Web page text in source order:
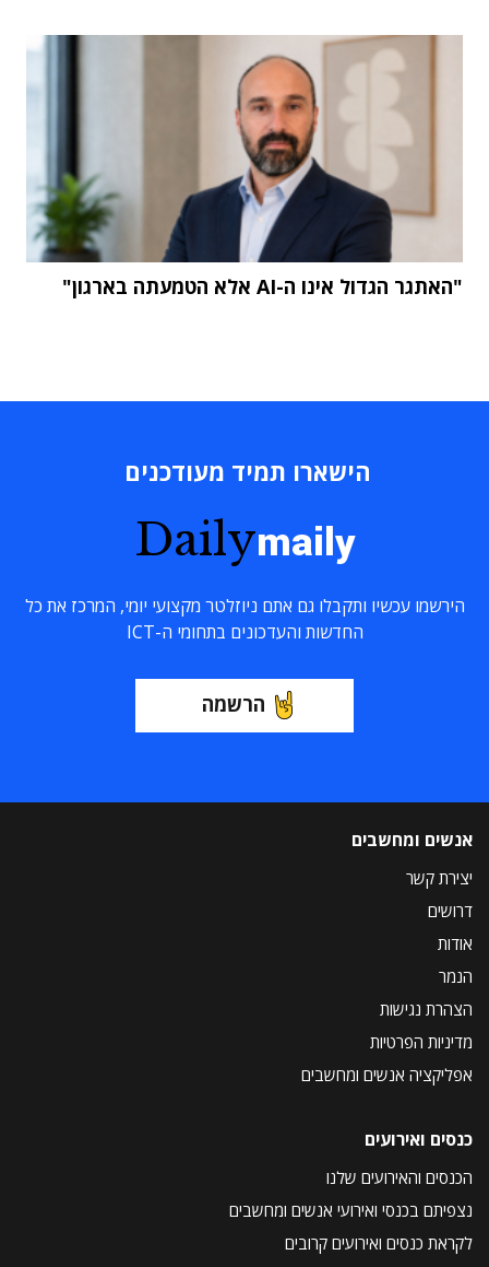
"האתגר הגדול אינו ה-AI אלא הטמעתה בארגון"
הישארו תמיד מעודכנים
Dailymaily
הירשמו עכשיו ותקבלו גם אתם ניוזלטר מקצועי יומי, המרכז את כל
החדשות והעדכונים בתחומי ה-ICT
הרשמה
אנשים ומחשבים
יצירת קשר
דרושים
אודות
הנמר
הצהרת נגישות
מדיניות הפרטיות
אפליקציה אנשים ומחשבים
כנסים ואירועים
הכנסים והאירועים שלנו
נצפיתם בכנסי ואירועי אנשים ומחשבים
לקראת כנסים ואירועים קרובים